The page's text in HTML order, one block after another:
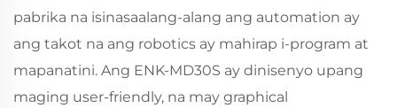
pabrika na isinasaalang-alang ang automation ay
ang takot na ang robotics ay mahirap i-program at
mapanatini. Ang ENK‑MD30S ay dinisenyo upang
maging user-friendly, na may graphical